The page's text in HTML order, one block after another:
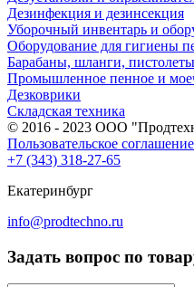
Дезинфекция и дезинсекция
Уборочный инвентарь и
Оборудование для гигиены
Барабаны, шланги, пистолеты
Промышленное пенное и
Дезковрики
Складская техника
© 2016 - 2023 ООО
Пользовательское соглашение
+7 (343) 318-27-65
Екатеринбург
info@prodtechno.ru
Задать вопрос по